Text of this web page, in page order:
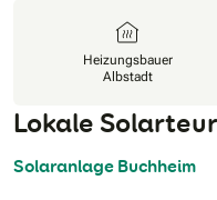
Heizungsbauer
Albstadt
Lokale
Solaranlage Buchheim